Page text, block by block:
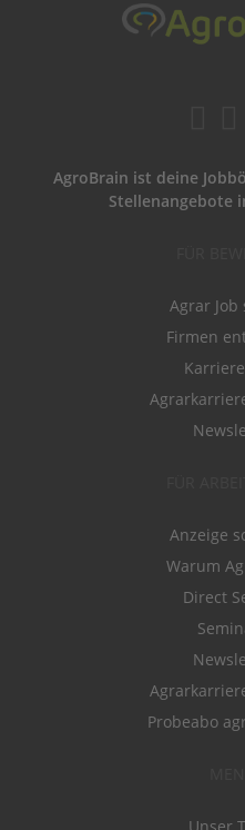
AgroBrain ist deine
Stellenangebote
Agrar Job
Firmen
Anzeige
Warum
Direct
Probeabo